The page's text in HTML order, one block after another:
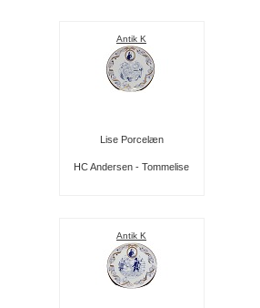
Antik K
Lise Porcelæn
HC Andersen - Tommelise
Antik K